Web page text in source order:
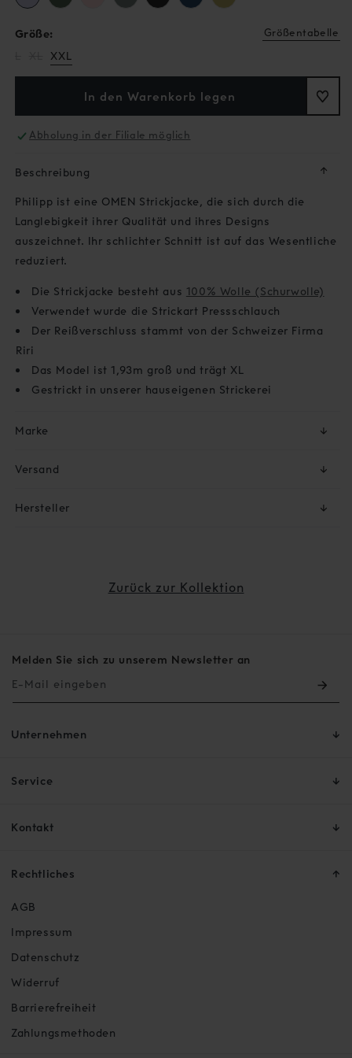
Größentabelle
Größe:
Variante
ausverkauft
oder
Variante
ausverkauft
oder
verfügbar
XXL
In den Warenkorb legen
Abholung in der Filiale möglich
Beschreibung ↓
Philipp ist eine OMEN Strickjacke, die sich durch die
Langlebigkeit ihrer Qualität und ihres Designs
auszeichnet. Ihr schlichter Schnitt ist auf das Wesentliche
reduziert.
Die Strickjacke besteht aus 100% Wolle (Schurwolle)
Verwendet wurde die Strickart Pressschlauch
Der Reißverschluss stammt von der Schweizer Firma
Riri
Das Model ist 1,93m groß und trägt XL
Gestrickt in unserer hauseigenen Strickerei
Marke ↓
Versand ↓
Hersteller ↓
Zurück zur Kollektion
Unternehmen
Service
Kontakt
Rechtliches
AGB
Impressum
Datenschutz
Widerruf
Barrierefreiheit
Zahlungsmethoden
Melden Sie sich zu unserem Newsletter an
E-Mail eingeben